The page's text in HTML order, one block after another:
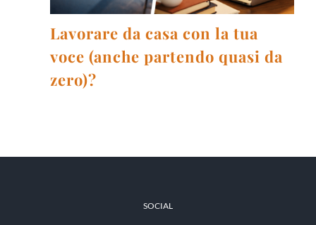
Lavorare da casa con la tua
voce (anche partendo quasi da
zero)?
SOCIAL